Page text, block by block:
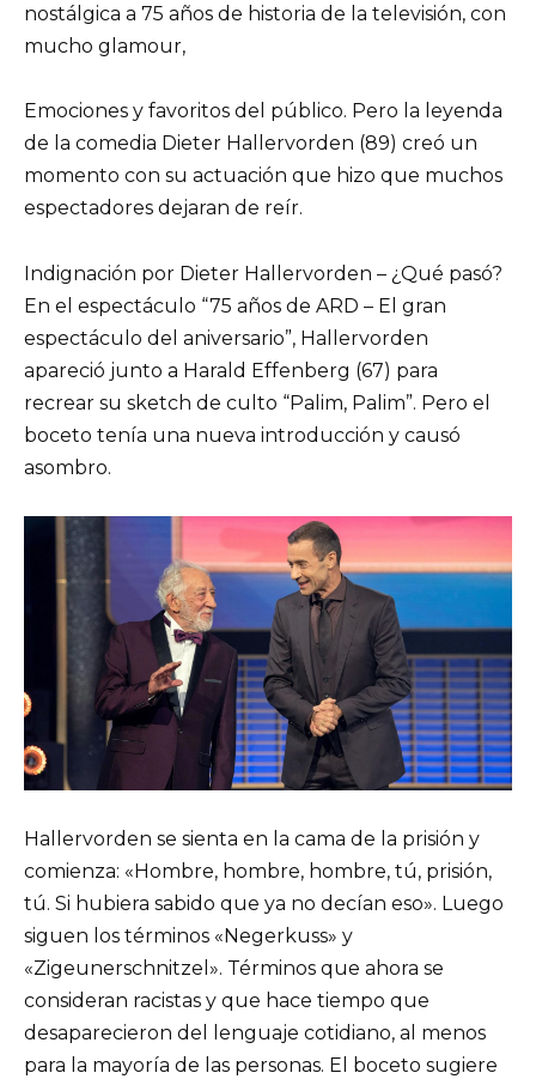
nostálgica a 75 años de historia de la televisión, con
mucho glamour,
Emociones y favoritos del público. Pero la leyenda
de la comedia Dieter Hallervorden (89) creó un
momento con su actuación que hizo que muchos
espectadores dejaran de reír.
Indignación por Dieter Hallervorden – ¿Qué pasó?
En el espectáculo “75 años de ARD – El gran
espectáculo del aniversario”, Hallervorden
apareció junto a Harald Effenberg (67) para
recrear su sketch de culto “Palim, Palim”. Pero el
boceto tenía una nueva introducción y causó
asombro.
Hallervorden se sienta en la cama de la prisión y
comienza: «Hombre, hombre, hombre, tú, prisión,
tú. Si hubiera sabido que ya no decían eso». Luego
siguen los términos «Negerkuss» y
«Zigeunerschnitzel». Términos que ahora se
consideran racistas y que hace tiempo que
desaparecieron del lenguaje cotidiano, al menos
para la mayoría de las personas. El boceto sugiere